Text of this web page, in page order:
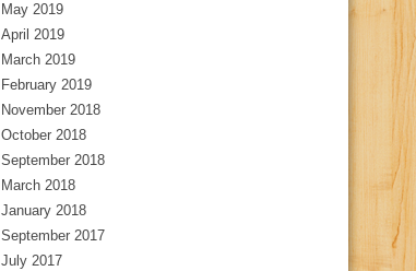
May 2019
April 2019
March 2019
February 2019
November 2018
October 2018
September 2018
March 2018
January 2018
September 2017
July 2017